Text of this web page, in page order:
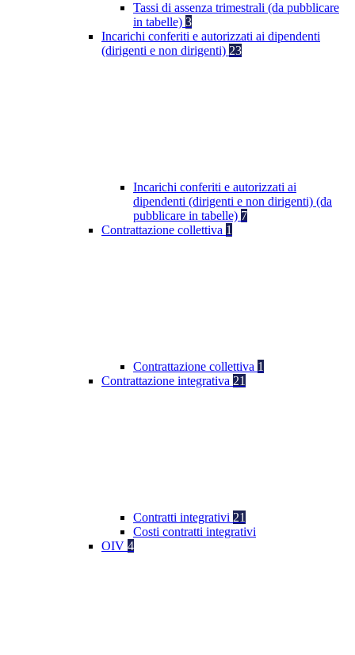
Tassi di assenza trimestrali (da pubblicare
in tabelle) 3
Incarichi conferiti e autorizzati ai dipendenti
(dirigenti e non dirigenti) 23
Incarichi conferiti e autorizzati ai
dipendenti (dirigenti e non dirigenti) (da
pubblicare in tabelle) 7
Contrattazione collettiva 1
Contrattazione collettiva 1
Contrattazione integrativa 21
Contratti integrativi 21
Costi contratti integrativi
OIV 4